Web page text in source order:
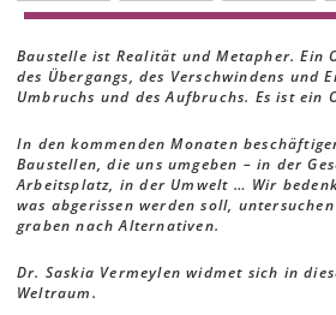
Baustelle ist Realität und Metapher. Ein
des Übergangs, des Verschwindens und
Umbruchs und des Aufbruchs. Es ist ein
In den kommenden Monaten
Baustellen, die uns umgeben – in der
Arbeitsplatz, in der Umwelt … Wir
was abgerissen werden soll,
graben nach Alternativen.
Dr. Saskia Vermeylen widmet sich in
Weltraum.